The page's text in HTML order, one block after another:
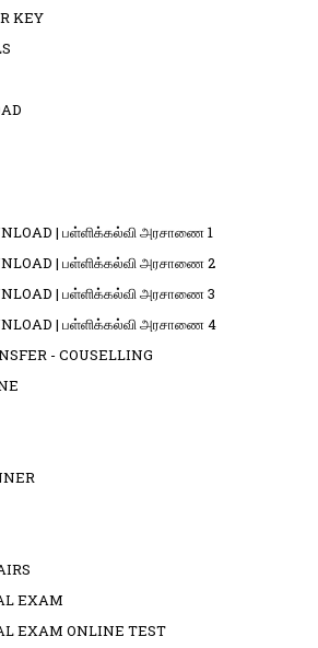
KEY
| பள்ளிக்கல்வி அரசாணை 1
| பள்ளிக்கல்வி அரசாணை 2
| பள்ளிக்கல்வி அரசாணை 3
| பள்ளிக்கல்வி அரசாணை 4
- COUSELLING
EXAM
EXAM ONLINE TEST